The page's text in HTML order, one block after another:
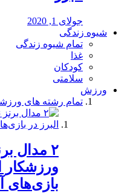
جولای 1, 2020
شیوه زندگی
تمام شیوه زندگی
غذا
کودکان
سلامتی
ورزش
تمام رشته های
ورزشکار
بازی‌های